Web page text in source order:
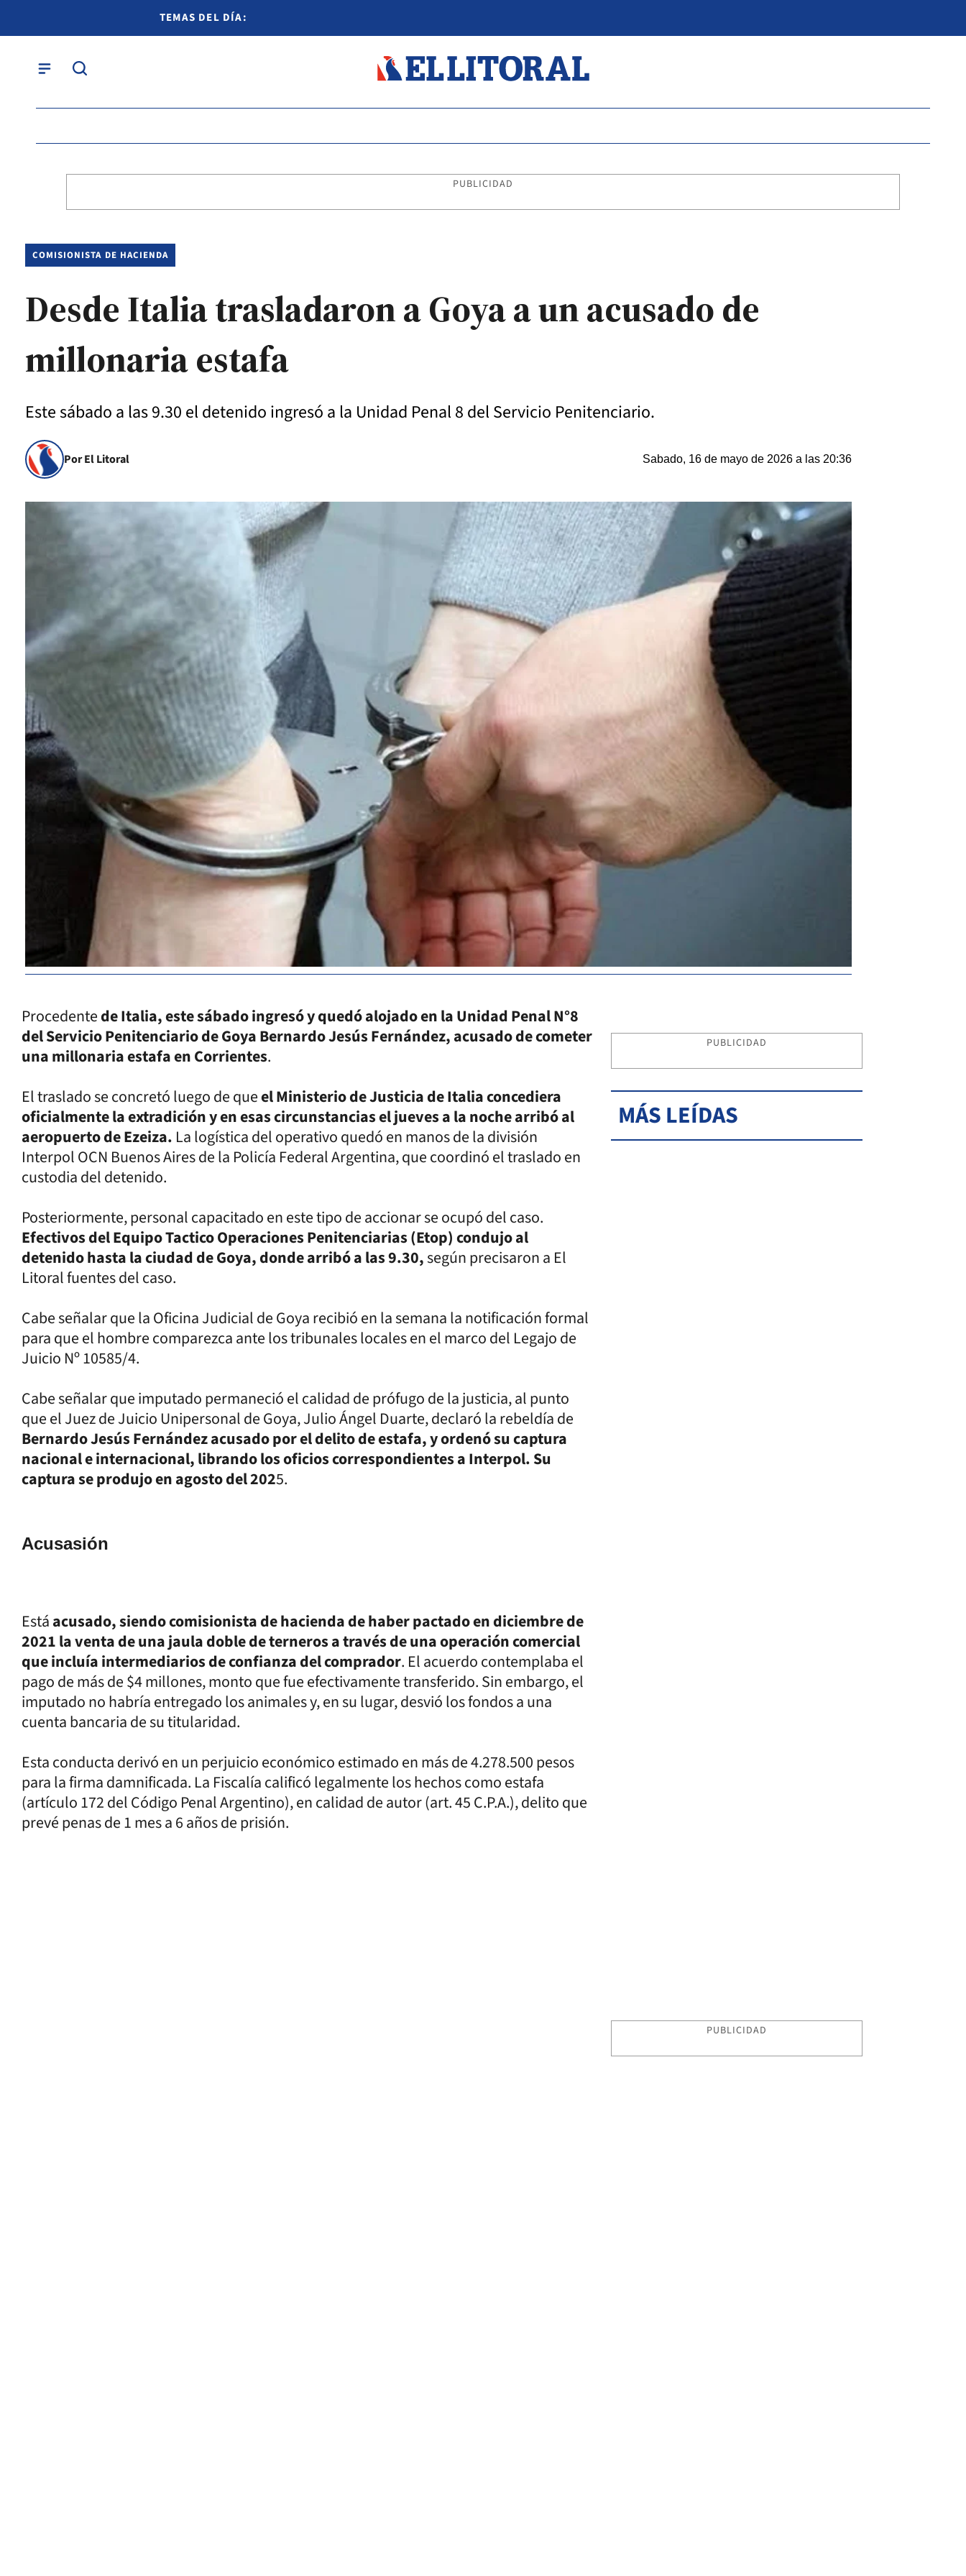
TEMAS DEL DÍA:
PUBLICIDAD
COMISIONISTA DE HACIENDA
Desde Italia trasladaron a Goya a un acusado de
millonaria estafa
Este sábado a las 9.30 el detenido ingresó a la Unidad Penal 8 del Servicio Penitenciario.
Por El Litoral Sabado, 16 de mayo de 2026 a las 20:36
Procedentede Italia, este sábado ingresó y quedó alojado en la Unidad Penal N°8
del Servicio Penitenciario de Goya Bernardo Jesús Fernández, acusado de cometer
una millonaria estafa en Corrientes.
El traslado se concretó luego de queel Ministerio de Justicia de Italia concediera
oficialmente la extradición y en esas circunstancias el jueves a la noche arribó al
aeropuerto de Ezeiza. La logística del operativo quedó en manos de la división
Interpol OCN Buenos Aires de la Policía Federal Argentina, que coordinó el traslado en
custodia del detenido.
Posteriormente, personal capacitado en este tipo de accionar se ocupó del caso.
Efectivos del Equipo Tactico Operaciones Penitenciarias (Etop) condujo al
detenido hasta la ciudad de Goya, donde arribó a las 9.30,según precisaron a El
Litoral fuentes del caso.
Cabe señalar que la Oficina Judicial de Goya recibió en la semana la notificación formal
para que el hombre comparezca ante los tribunales locales en el marco del Legajo de
Juicio Nº 10585/4.
Cabe señalar que imputado permaneció el calidad de prófugo de la justicia, al punto
que el Juez de Juicio Unipersonal de Goya, Julio Ángel Duarte, declaró la rebeldía de
Bernardo Jesús Fernández acusado por el delito de estafa, y ordenó su captura
nacional e internacional, librando los oficios correspondientes a Interpol. Su
captura se produjo en agosto del 2025.
Acusasión
Estáacusado, siendo comisionista de hacienda de haber pactado en diciembre de
2021 la venta de una jaula doble de terneros a través de una operación comercial
que incluía intermediarios de confianza del comprador. El acuerdo contemplaba el
pago de más de $4 millones, monto que fue efectivamente transferido. Sin embargo, el
imputado no habría entregado los animales y, en su lugar, desvió los fondos a una
cuenta bancaria de su titularidad.
Esta conducta derivó en un perjuicio económico estimado en más de 4.278.500 pesos
para la firma damnificada. La Fiscalía calificó legalmente los hechos como estafa
(artículo 172 del Código Penal Argentino), en calidad de autor (art. 45 C.P.A.), delito que
prevé penas de 1 mes a 6 años de prisión.
PUBLICIDAD
MÁS LEÍDAS
PUBLICIDAD